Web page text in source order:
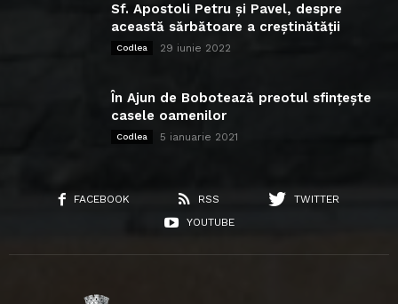
Sf. Apostoli Petru și Pavel, despre
această sărbătoare a creștinătății
Codlea 29 iunie 2022
În Ajun de Bobotează preotul sfințește
casele oamenilor
Codlea 5 ianuarie 2021
FACEBOOK RSS
TWITTER
YOUTUBE